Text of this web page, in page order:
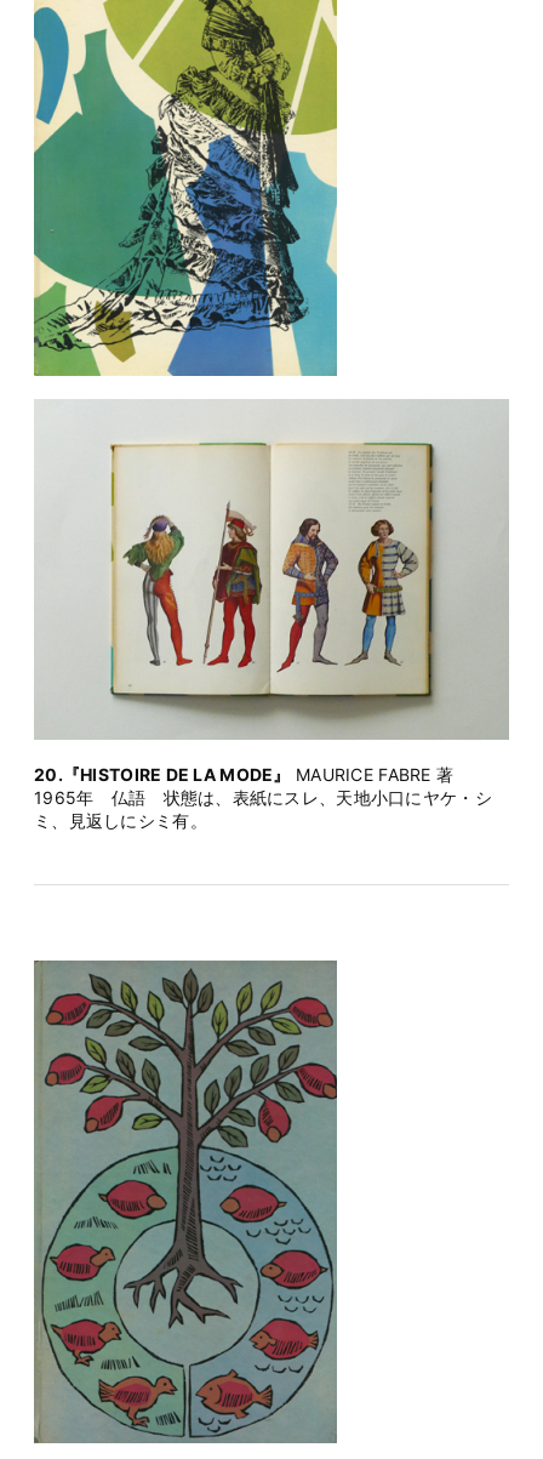
20.『HISTOIRE DE LA MODE』
MAURICE FABRE 著
1965年 仏語 状態は、表紙にスレ、天地小口にヤケ・シ
ミ、見返しにシミ有。